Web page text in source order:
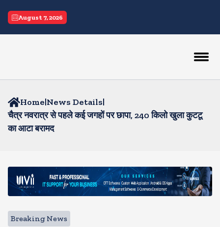
August 7, 2026
Home|News Details|
चैत्र नवरात्र से पहले कई जगहों पर छापा, 240 किलो खुला कुटटू
का आटा बरामद
Breaking News